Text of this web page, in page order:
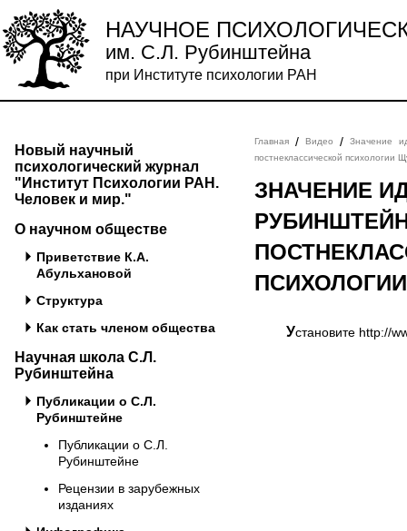
НАУЧНОЕ
им. С.Л. Рубинштейна
при Институте психологии РАН
Новый научный
психологический журнал
"Институт Психологии РАН.
Человек и мир."
О научном обществе
Приветствие К.А.
Абульхановой
Структура
Как стать членом общества
Научная школа С.Л.
Рубинштейна
Публикации о С.Л.
Рубинштейне
Публикации о С.Л.
Рубинштейне
Рецензии в зарубежных
изданиях
Главная / Видео /Значение
постнеклассической психологии
ЗНАЧЕНИЕ
Установите http://